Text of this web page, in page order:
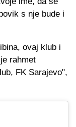
s nje bude i
ovaj klub i
rahmet
FK Sarajevo",